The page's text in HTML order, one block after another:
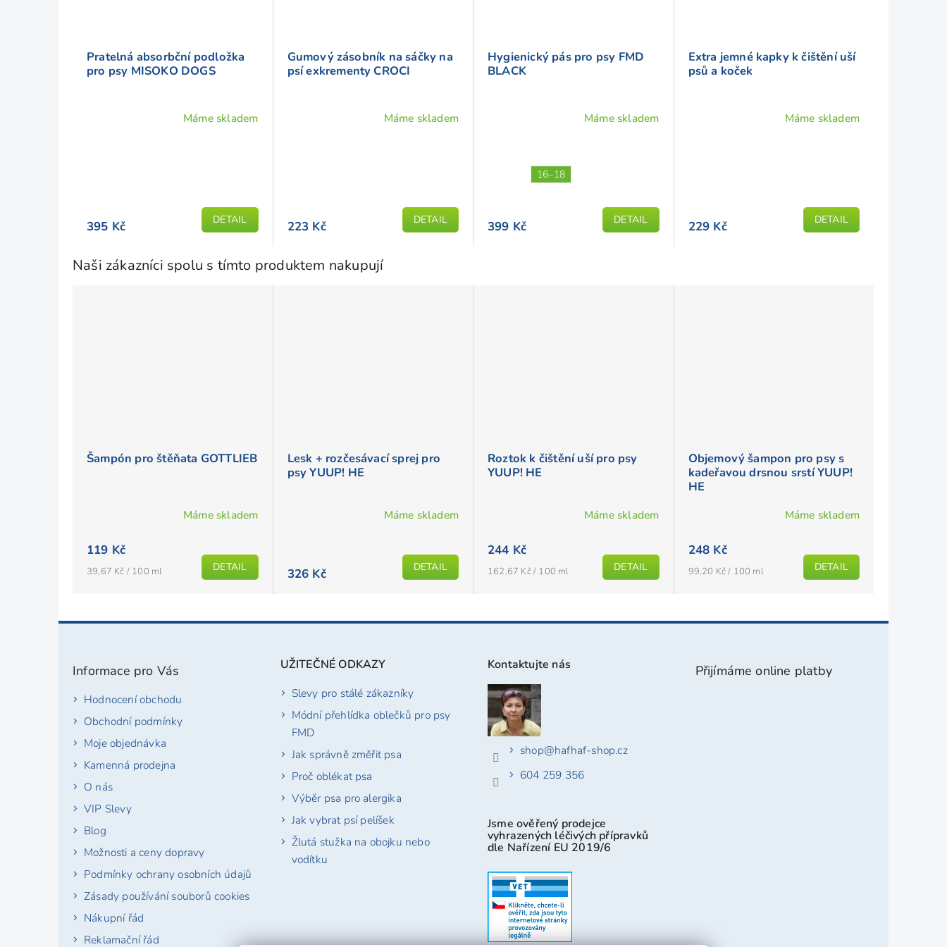
Pratelná absorbční podložka
pro psy MISOKO DOGS
Máme skladem
395 Kč DETAIL
Gumový zásobník na sáčky na
psí exkrementy CROCI
Máme skladem
223 Kč DETAIL
Hygienický pás pro psy FMD
BLACK
Máme skladem
399 Kč DETAIL
16–18
Extra jemné kapky k čištění uší
psů a koček
5
Máme skladem
229 Kč DETAIL
Naši zákazníci spolu s tímto produktem nakupují
Šampón pro štěňata GOTTLIEB
Máme skladem
119 Kč
Měrná
39,67 Kč / 100 ml DETAIL
Lesk + rozčesávací sprej pro
psy YUUP! HE
je
5
Máme skladem
326 Kč DETAIL
Roztok k čištění uší pro psy
YUUP! HE
Máme skladem
244 Kč
Měrná
162,67 Kč / 100 ml DETAIL
Objemový šampon pro psy s
kadeřavou drsnou srstí YUUP!
HE
Máme skladem
248 Kč
Měrná
99,20 Kč / 100 ml DETAIL
Informace pro Vás
Hodnocení obchodu
Obchodní podmínky
Moje objednávka
Kamenná prodejna
O nás
VIP Slevy
Blog
Možnosti a ceny dopravy
Podmínky ochrany osobních údajů
Zásady používání souborů cookies
Nákupní řád
Reklamační řád
UŽITEČNÉ ODKAZY
Slevy pro stálé zákazníky
Módní přehlídka oblečků pro psy
FMD
Jak správně změřit psa
Proč oblékat psa
Výběr psa pro alergika
Jak vybrat psí pelíšek
Žlutá stužka na obojku nebo
vodítku
Kontaktujte nás
shop@hafhaf-shop.cz
604 259 356
Jsme ověřený prodejce
vyhrazených léčivých přípravků
dle Nařízení EU 2019/6
Přijímáme online platby